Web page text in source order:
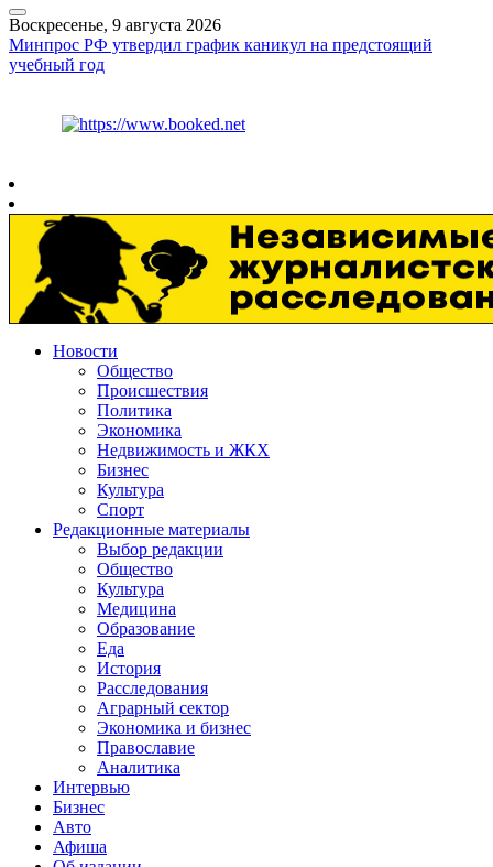
Воскресенье, 9 августа 2026
Минпрос РФ утвердил график каникул на предстоящий
учебный год
Новости
Общество
Происшествия
Политика
Экономика
Недвижимость и ЖКХ
Бизнес
Культура
Спорт
Редакционные материалы
Выбор редакции
Общество
Культура
Медицина
Образование
Еда
История
Расследования
Аграрный сектор
Экономика и бизнес
Православие
Аналитика
Интервью
Бизнес
Авто
Афиша